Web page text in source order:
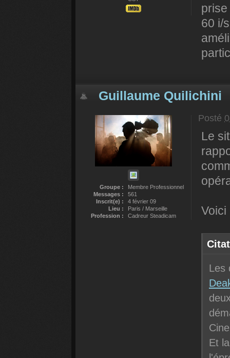
60 i/
Guillaume Quilichini
Groupe :
Membre Professionnel
Messages :
561
Inscrit(e) :
4 février 09
Lieu :
Paris / Marseille
Profession :
Cadreur Steadicam
Posté
Le
Voici
Les
Et